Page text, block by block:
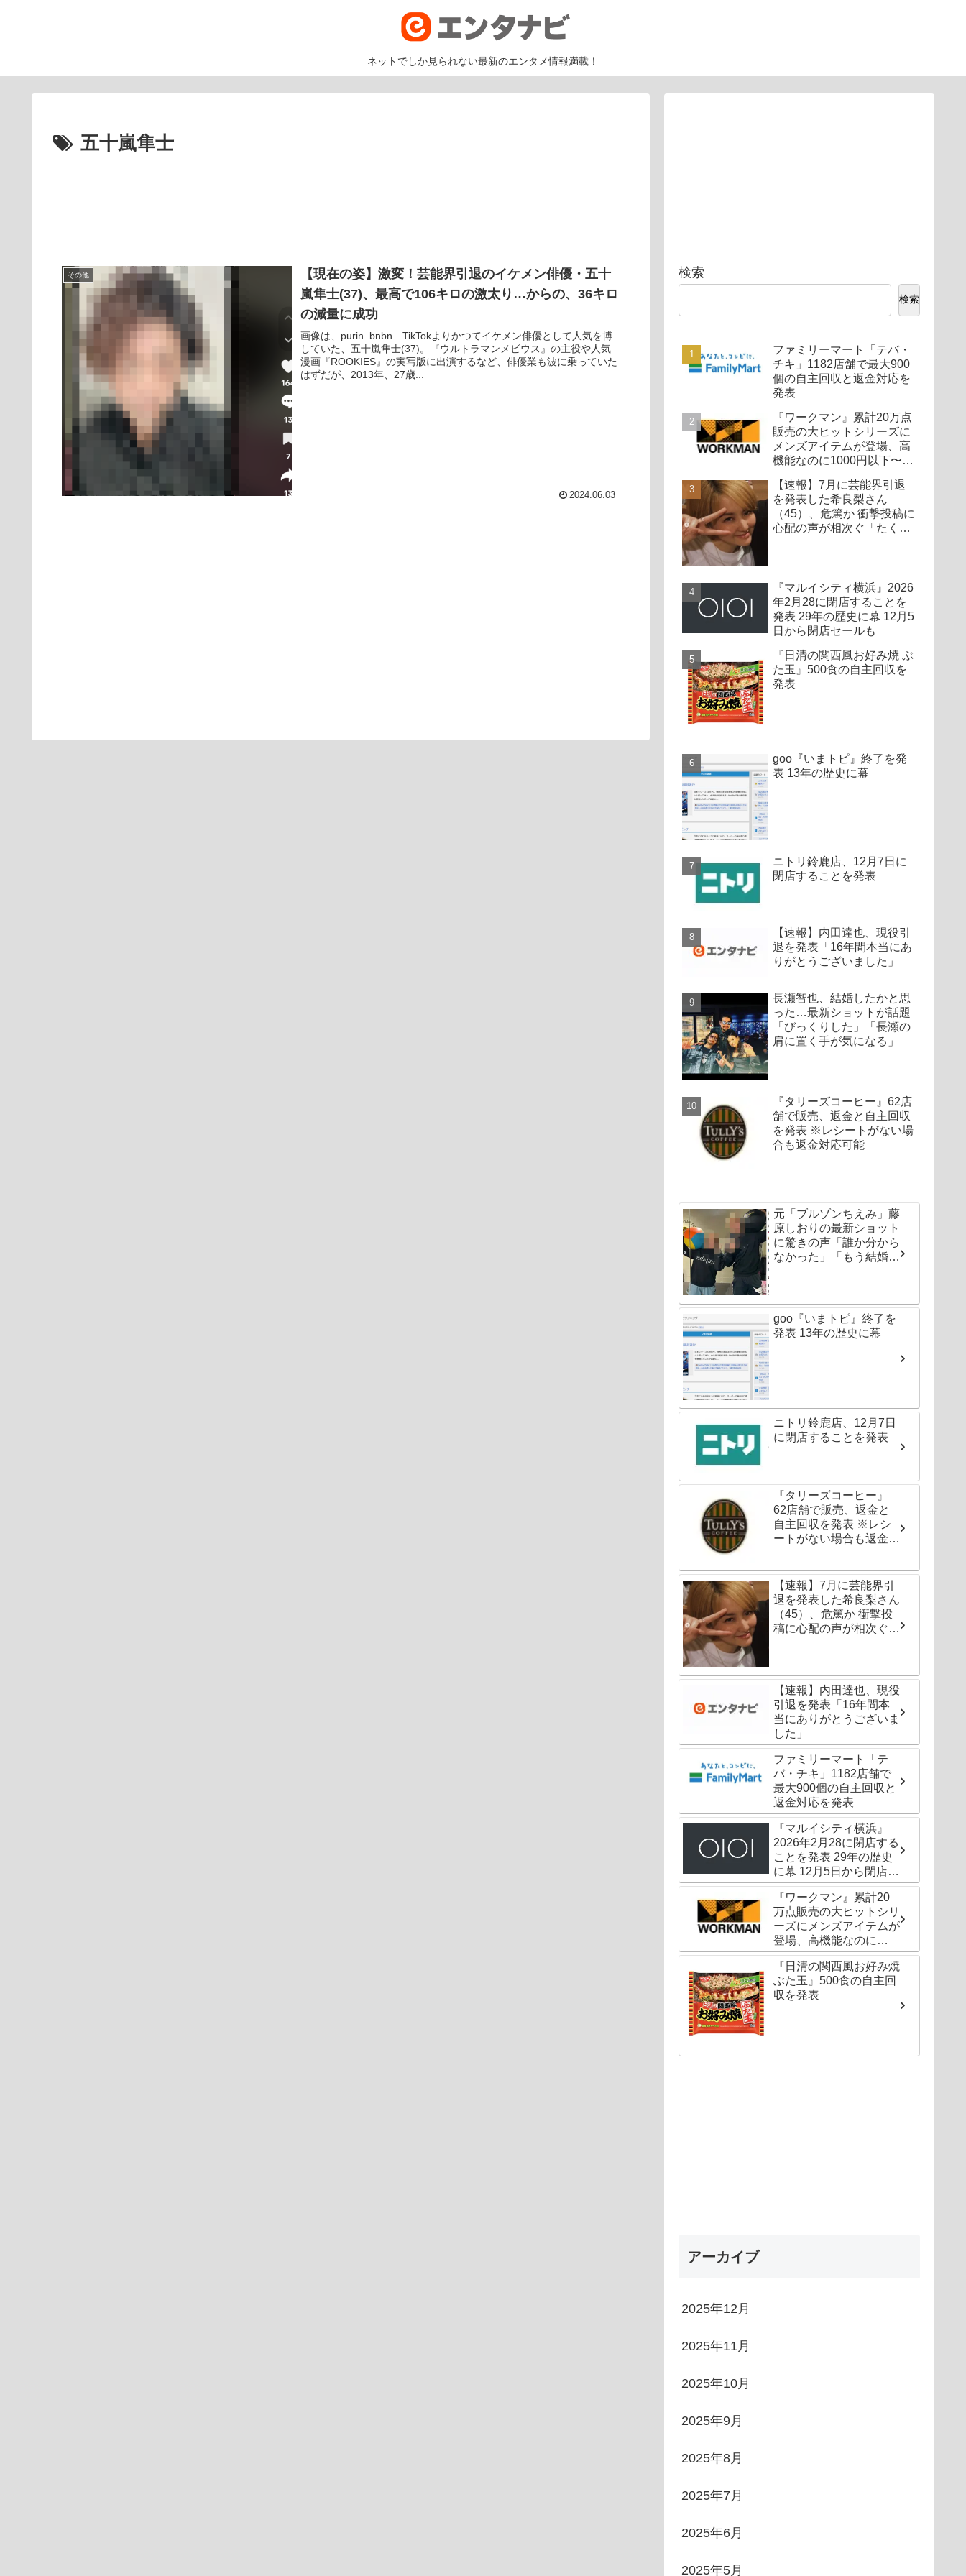
ネットでしか見られない最新のエンタメ情報満載！
五十嵐隼士
その他
【現在の姿】激変！芸能界引退のイケメン俳優・五十
嵐隼士(37)、最高で106キロの激太り…からの、36キロ
の減量に成功
画像は、purin_bnbn TikTokよりかつてイケメン俳優として人気を博
していた、五十嵐隼士(37)。『ウルトラマンメビウス』の主役や人気
漫画『ROOKIES』の実写版に出演するなど、俳優業も波に乗っていた
はずだが、2013年、27歳...
2024.06.03
検索
検索
ファミリーマート「テバ・
チキ」1182店舗で最大900
個の自主回収と返金対応を
発表
『ワークマン』累計20万点
販売の大ヒットシリーズに
メンズアイテムが登場、高
機能なのに1000円以下〜の
【速報】7月に芸能界引退
を発表した希良梨さん
（45）、危篤か 衝撃投稿に
心配の声が相次ぐ「たくさ
『マルイシティ横浜』2026
年2月28に閉店することを
発表 29年の歴史に幕 12月5
日から閉店セールも
『日清の関西風お好み焼 ぶ
た玉』500食の自主回収を
発表
goo『いまトピ』終了を発
表 13年の歴史に幕
ニトリ鈴鹿店、12月7日に
閉店することを発表
【速報】内田達也、現役引
退を発表「16年間本当にあ
りがとうございました」
長瀬智也、結婚したかと思
った…最新ショットが話題
「びっくりした」「長瀬の
肩に置く手が気になる」
『タリーズコーヒー』62店
舗で販売、返金と自主回収
を発表 ※レシートがない場
合も返金対応可能
元「ブルゾンちえみ」藤
原しおりの最新ショット
に驚きの声「誰か分から
なかった」「もう結婚し
goo『いまトピ』終了を
発表 13年の歴史に幕
ニトリ鈴鹿店、12月7日
に閉店することを発表
『タリーズコーヒー』
62店舗で販売、返金と
自主回収を発表 ※レシ
ートがない場合も返金対
【速報】7月に芸能界引
退を発表した希良梨さん
（45）、危篤か 衝撃投
稿に心配の声が相次ぐ
【速報】内田達也、現役
引退を発表「16年間本
当にありがとうございま
した」
ファミリーマート「テ
バ・チキ」1182店舗で
最大900個の自主回収と
返金対応を発表
『マルイシティ横浜』
2026年2月28に閉店する
ことを発表 29年の歴史
に幕 12月5日から閉店セ
ールも
『ワークマン』累計20
万点販売の大ヒットシリ
ーズにメンズアイテムが
登場、高機能なのに
1000円以下〜の圧倒的
コスパ
『日清の関西風お好み焼
ぶた玉』500食の自主回
収を発表
アーカイブ
2025年12月
2025年11月
2025年10月
2025年9月
2025年8月
2025年7月
2025年6月
2025年5月